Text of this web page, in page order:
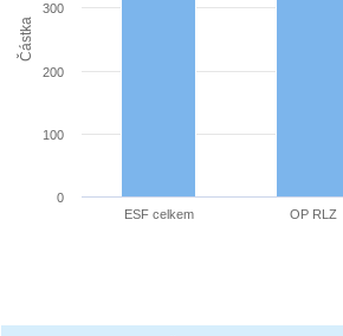
Částka
ESF celkem OP RLZ
0
100
200
300